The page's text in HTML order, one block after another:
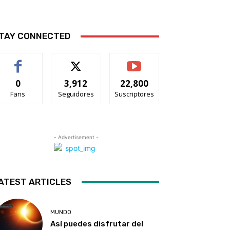
CONNECTED
0
Fans
3,912
Seguidores
22,800
Suscriptores
- Advertisement -
ARTICLES
MUNDO
Así puedes disfrutar del